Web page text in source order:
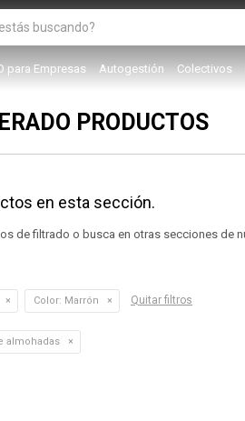
para Empresas Autogestión Colectivos
PRODUCTOS
en esta sección.
de filtrado o busca en otras secciones de
Color: Marrón Quitar filtros
almohadas